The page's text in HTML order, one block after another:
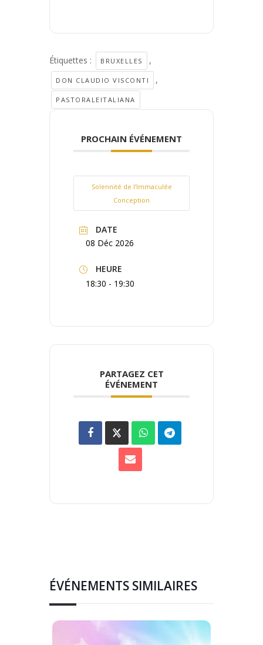
Étiquettes : BRUXELLES ,
DON CLAUDIO VISCONTI ,
PASTORALEITALIANA
PROCHAIN ÉVÉNEMENT
Solennité de l’Immaculée
Conception
DATE
08 Déc 2026
HEURE
18:30 - 19:30
PARTAGEZ CET
ÉVÉNEMENT
ÉVÉNEMENTS SIMILAIRES